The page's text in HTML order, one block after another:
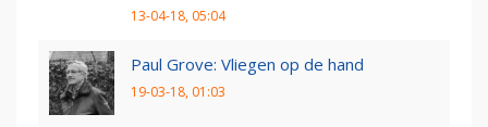
13-04-18, 05:04
Paul Grove: Vliegen op de hand
19-03-18, 01:03